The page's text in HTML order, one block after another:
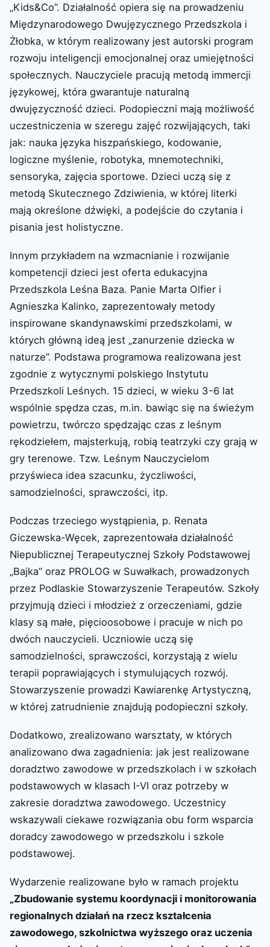
„Kids&Co”. Działalność opiera się na prowadzeniu
Międzynarodowego Dwujęzycznego Przedszkola i
Żłobka, w którym realizowany jest autorski program
rozwoju inteligencji emocjonalnej oraz umiejętności
społecznych. Nauczyciele pracują metodą immercji
językowej, która gwarantuje naturalną
dwujęzyczność dzieci. Podopieczni mają możliwość
uczestniczenia w szeregu zajęć rozwijających, taki
jak: nauka języka hiszpańskiego, kodowanie,
logiczne myślenie, robotyka, mnemotechniki,
sensoryka, zajęcia sportowe. Dzieci uczą się z
metodą Skutecznego Zdziwienia, w której literki
mają określone dźwięki, a podejście do czytania i
pisania jest holistyczne.
Innym przykładem na wzmacnianie i rozwijanie
kompetencji dzieci jest oferta edukacyjna
Przedszkola Leśna Baza. Panie Marta Olfier i
Agnieszka Kalinko, zaprezentowały metody
inspirowane skandynawskimi przedszkolami, w
których główną ideą jest „zanurzenie dziecka w
naturze”. Podstawa programowa realizowana jest
zgodnie z wytycznymi polskiego Instytutu
Przedszkoli Leśnych. 15 dzieci, w wieku 3-6 lat
wspólnie spędza czas, m.in. bawiąc się na świeżym
powietrzu, twórczo spędzając czas z leśnym
rękodziełem, majsterkują, robią teatrzyki czy grają w
gry terenowe. Tzw. Leśnym Nauczycielom
przyświeca idea szacunku, życzliwości,
samodzielności, sprawczości, itp.
Podczas trzeciego wystąpienia, p. Renata
Giczewska-Węcek, zaprezentowała działalność
Niepublicznej Terapeutycznej Szkoły Podstawowej
„Bajka” oraz PROLOG w Suwałkach, prowadzonych
przez Podlaskie Stowarzyszenie Terapeutów. Szkoły
przyjmują dzieci i młodzież z orzeczeniami, gdzie
klasy są małe, pięcioosobowe i pracuje w nich po
dwóch nauczycieli. Uczniowie uczą się
samodzielności, sprawczości, korzystają z wielu
terapii poprawiających i stymulujących rozwój.
Stowarzyszenie prowadzi Kawiarenkę Artystyczną,
w której zatrudnienie znajdują podopieczni szkoły.
Dodatkowo, zrealizowano warsztaty, w których
analizowano dwa zagadnienia: jak jest realizowane
doradztwo zawodowe w przedszkolach i w szkołach
podstawowych w klasach I-VI oraz potrzeby w
zakresie doradztwa zawodowego. Uczestnicy
wskazywali ciekawe rozwiązania obu form wsparcia
doradcy zawodowego w przedszkolu i szkole
podstawowej.
Wydarzenie realizowane było w ramach projektu
„Zbudowanie systemu koordynacji i monitorowania
regionalnych działań na rzecz kształcenia
zawodowego, szkolnictwa wyższego oraz uczenia